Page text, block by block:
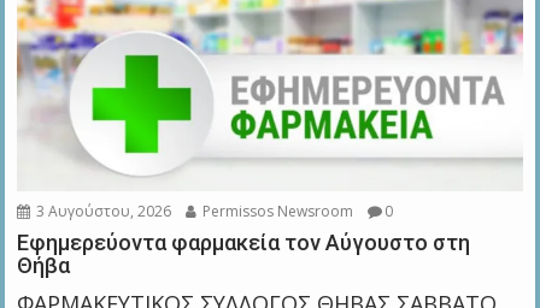
3 Αυγούστου, 2026 Permissos Newsroom 0
Εφημερεύοντα φαρμακεία τον Αύγουστο στη
Θήβα